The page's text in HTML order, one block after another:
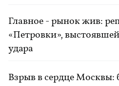
Главное - рынок жив:
«Петровки»,
удара
Взрыв в сердце Москвы: